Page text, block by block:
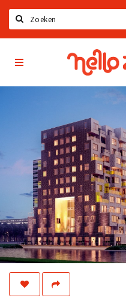
Home
Latest news
Zuidas Jobs
Offers & Deals
Restaurants
Bars
Hotels
Shops
Live
Work